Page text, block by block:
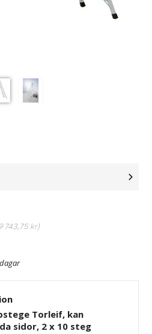
743,75 kr)
Torleif, kan
sidor, 2 x 10 steg